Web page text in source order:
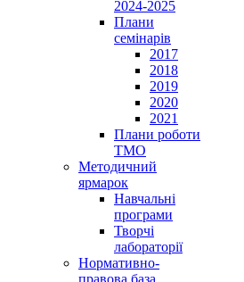
2024-2025
Плани
семінарів
2017
2018
2019
2020
2021
Плани роботи
ТМО
Методичний
ярмарок
Навчальні
програми
Творчі
лабораторії
Нормативно-
правова база